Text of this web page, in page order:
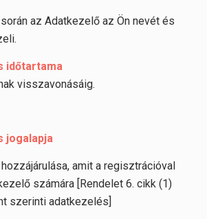
az Adatkezelő az Ön nevét és
időtartama
visszavonásáig.
jogalapja
amit a regisztrációval
számára [Rendelet 6. cikk (1)
szerinti adatkezelés]